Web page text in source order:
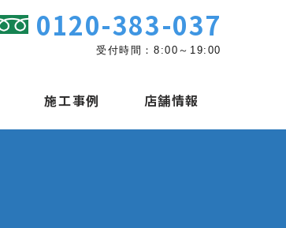
0120-383-037
受付時間：8:00～19:00
施工事例 店舗情報